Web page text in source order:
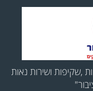
,שקיפות ושירות נאות